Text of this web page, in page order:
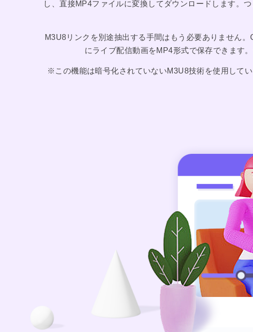
し、直接MP4ファイルに変換してダウンロードします。
M3U8リンクを別途抽出する手間はもう必要ありません
にライブ配信動画をMP4形式で保存できます
※この機能は暗号化されていないM3U8技術を使用して